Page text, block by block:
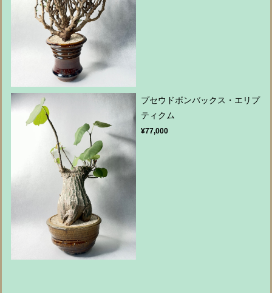
プセウドボンバックス・エリプ
ティクム
¥77,000